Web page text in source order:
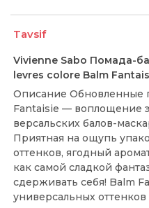
Tavsif
Vivienne Sabo Помада-
levres colore Balm
Описание Обновленные
Fantaisie — воплощение
версальских балов-
Приятная на ощупь
оттенков, ягодный
как самой сладкой
сдерживать себя! Balm
универсальных